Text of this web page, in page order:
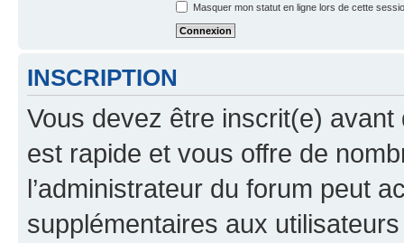
Masquer mon statut en ligne lors de cette
INSCRIPTION
Vous devez être inscrit(e) avant
est rapide et vous offre de
l’administrateur du forum peut
supplémentaires aux